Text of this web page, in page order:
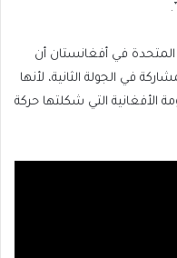
المتحدة في أفغانستان أن
في الجولة الثانية، لأنها
الأفغانية التي شكلتها حركة